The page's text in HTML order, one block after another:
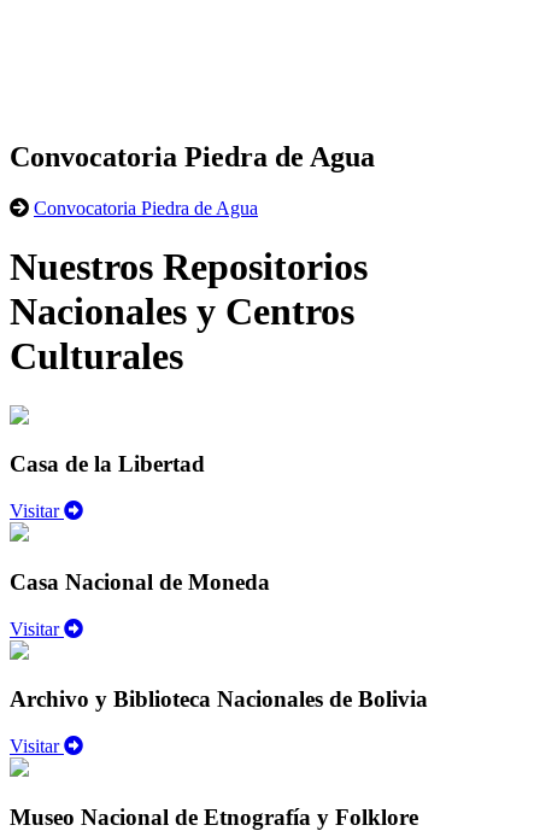
Convocatoria Piedra de Agua
Convocatoria Piedra de Agua
Nuestros Repositorios
Nacionales y Centros
Culturales
Casa de la Libertad
Visitar
Casa Nacional de Moneda
Visitar
Archivo y Biblioteca Nacionales de Bolivia
Visitar
Museo Nacional de Etnografía y Folklore